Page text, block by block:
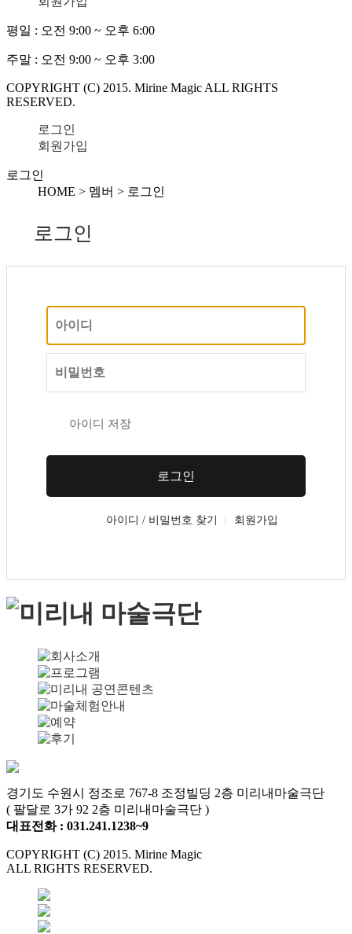
평일 : 오전 9:00 ~ 오후 6:00
주말 : 오전 9:00 ~ 오후 3:00
COPYRIGHT (C) 2015. Mirine Magic ALL RIGHTS
RESERVED.
로그인
회원가입
로그인
HOME > 멤버 > 로그인
로그인
아이디 저장
로그인
아이디 / 비밀번호 찾기 회원가입
경기도 수원시 정조로 767-8 조정빌딩 2층 미리내마술극단
( 팔달로 3가 92 2층 미리내마술극단 )
대표전화 : 031.241.1238~9
COPYRIGHT (C) 2015. Mirine Magic
ALL RIGHTS RESERVED.